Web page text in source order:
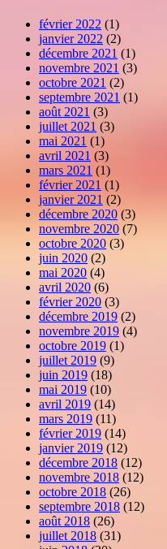
février 2022 (1)
janvier 2022 (2)
décembre 2021 (1)
novembre 2021 (3)
octobre 2021 (2)
septembre 2021 (1)
août 2021 (3)
juillet 2021 (3)
mai 2021 (1)
avril 2021 (3)
mars 2021 (1)
février 2021 (1)
janvier 2021 (2)
décembre 2020 (3)
novembre 2020 (7)
octobre 2020 (3)
juin 2020 (2)
mai 2020 (4)
avril 2020 (6)
février 2020 (3)
décembre 2019 (2)
novembre 2019 (4)
octobre 2019 (1)
juillet 2019 (9)
juin 2019 (18)
mai 2019 (10)
avril 2019 (14)
mars 2019 (11)
février 2019 (14)
janvier 2019 (12)
décembre 2018 (12)
novembre 2018 (12)
octobre 2018 (26)
septembre 2018 (12)
août 2018 (26)
juillet 2018 (31)